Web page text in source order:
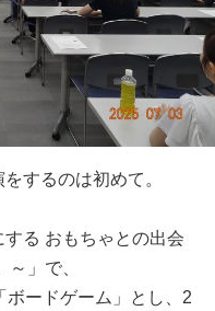
するのは初めて。
る おもちゃとの出会
」で、
ードゲーム」とし、2